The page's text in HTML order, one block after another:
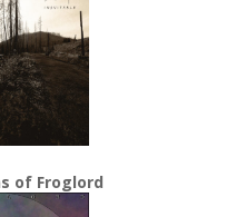
of Froglord